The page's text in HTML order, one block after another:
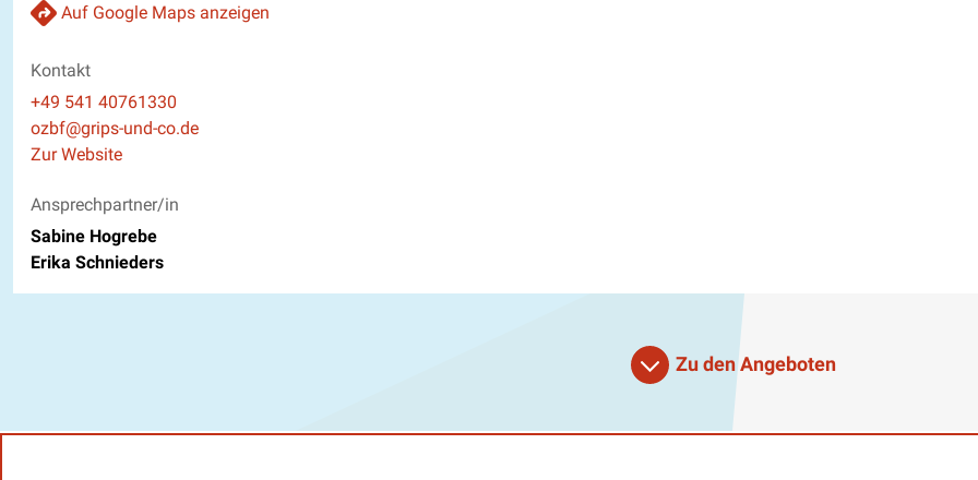
Auf Google Maps anzeigen
Kontakt
Telefon
+49 541 40761330
E-Mail
ozbf@grips-und-co.de
Website
Zur Website
Ansprechpartner/in
Sabine Hogrebe
Erika Schnieders
Zu den Angeboten